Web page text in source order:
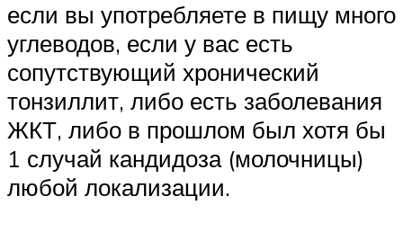
если вы употребляете в пищу много
углеводов, если у вас есть
сопутствующий хронический
тонзиллит, либо есть заболевания
ЖКТ, либо в прошлом был хотя бы
1 случай кандидоза (молочницы)
любой локализации.